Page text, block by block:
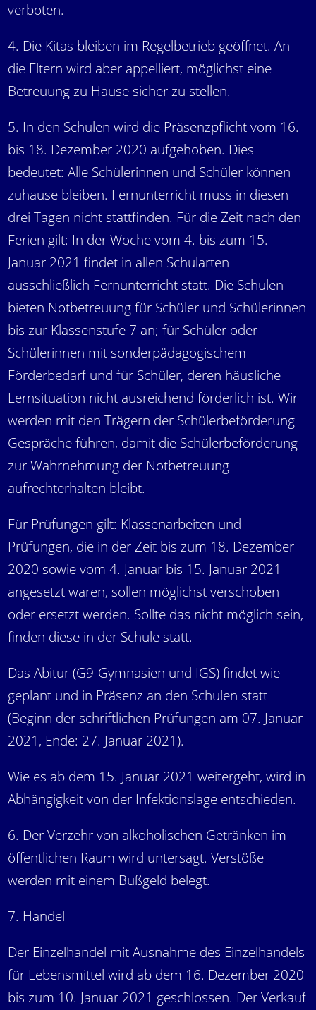
verboten.
4. Die Kitas bleiben im Regelbetrieb geöffnet. An
die Eltern wird aber appelliert, möglichst eine
Betreuung zu Hause sicher zu stellen.
5. In den Schulen wird die Präsenzpflicht vom 16.
bis 18. Dezember 2020 aufgehoben. Dies
bedeutet: Alle Schülerinnen und Schüler können
zuhause bleiben. Fernunterricht muss in diesen
drei Tagen nicht stattfinden. Für die Zeit nach den
Ferien gilt: In der Woche vom 4. bis zum 15.
Januar 2021 findet in allen Schularten
ausschließlich Fernunterricht statt. Die Schulen
bieten Notbetreuung für Schüler und Schülerinnen
bis zur Klassenstufe 7 an; für Schüler oder
Schülerinnen mit sonderpädagogischem
Förderbedarf und für Schüler, deren häusliche
Lernsituation nicht ausreichend förderlich ist. Wir
werden mit den Trägern der Schülerbeförderung
Gespräche führen, damit die Schülerbeförderung
zur Wahrnehmung der Notbetreuung
aufrechterhalten bleibt.
Für Prüfungen gilt: Klassenarbeiten und
Prüfungen, die in der Zeit bis zum 18. Dezember
2020 sowie vom 4. Januar bis 15. Januar 2021
angesetzt waren, sollen möglichst verschoben
oder ersetzt werden. Sollte das nicht möglich sein,
finden diese in der Schule statt.
Das Abitur (G9-Gymnasien und IGS) findet wie
geplant und in Präsenz an den Schulen statt
(Beginn der schriftlichen Prüfungen am 07. Januar
2021, Ende: 27. Januar 2021).
Wie es ab dem 15. Januar 2021 weitergeht, wird in
Abhängigkeit von der Infektionslage entschieden.
6. Der Verzehr von alkoholischen Getränken im
öffentlichen Raum wird untersagt. Verstöße
werden mit einem Bußgeld belegt.
7. Handel
Der Einzelhandel mit Ausnahme des Einzelhandels
für Lebensmittel wird ab dem 16. Dezember 2020
bis zum 10. Januar 2021 geschlossen. Der Verkauf